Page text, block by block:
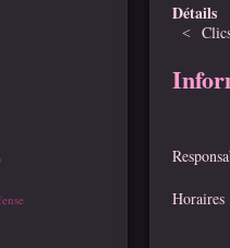
Détails
Horaires